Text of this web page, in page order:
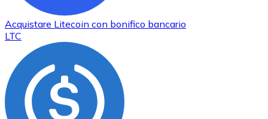
Acquistare Litecoin con bonifico bancario
LTC